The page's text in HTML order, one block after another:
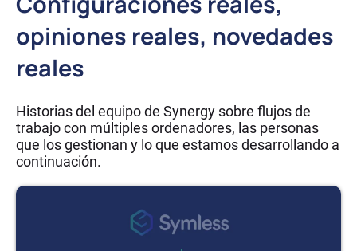
opiniones reales, novedades
reales
Historias del equipo de Synergy sobre flujos de
trabajo con múltiples ordenadores, las personas
que los gestionan y lo que estamos desarrollando a
continuación.